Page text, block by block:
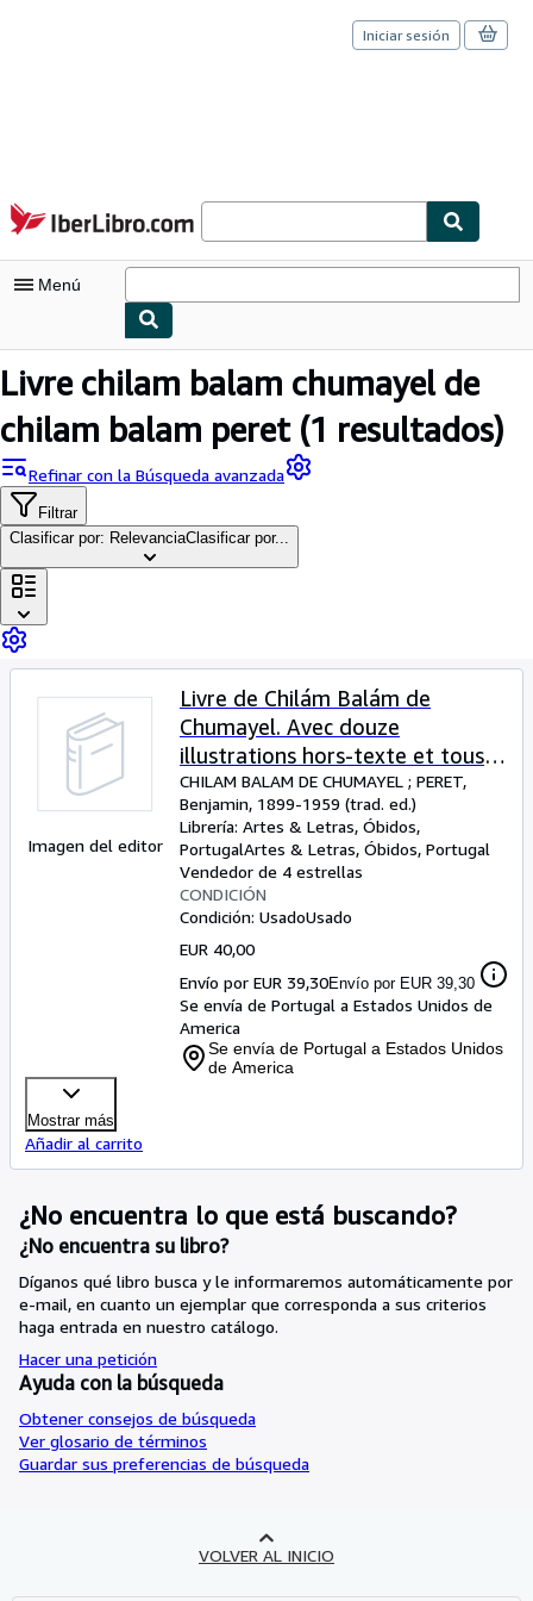
Pasar al contenido principal
IberLibro.com
Iniciar sesión
Menú
Mi cuenta
Consultar mis pedidos
Búsqueda avanzada
Colecciones
Libros antiguos
Arte y coleccionismo
Comenzar a vender
CERRAR
Livre chilam balam chumayel de
chilam balam peret(1 resultados)
Refinar con la Búsqueda avanzada
Filtrar
Clasificar por: RelevanciaClasificar por...
Imagen del editor
Livre de Chilám Balám de
Chumayel. Avec douze
illustrations hors-texte et tous
les dessins du manuscrit original.
CHILAM BALAM DE CHUMAYEL ; PERET,
Benjamin, 1899-1959 (trad. ed.)
Librería: Artes & Letras, Óbidos,
PortugalArtes & Letras, Óbidos, Portugal
Vendedor de 4 estrellas
CONDICIÓN
Condición: UsadoUsado
EUR 40,00
Envío por EUR 39,30Envío por EUR 39,30
Se envía de Portugal a Estados Unidos de
America
Se envía de Portugal a Estados Unidos
de America
Mostrar más
Añadir al carrito
¿No encuentra lo que está buscando?
¿No encuentra su libro?
Díganos qué libro busca y le informaremos automáticamente por
e-mail, en cuanto un ejemplar que corresponda a sus criterios
haga entrada en nuestro catálogo.
Hacer una petición
Ayuda con la búsqueda
Obtener consejos de búsqueda
Ver glosario de términos
Guardar sus preferencias de búsqueda
VOLVER AL INICIO